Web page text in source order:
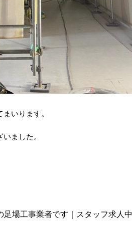
いります。
ました。
場工事業者です｜スタッフ求人中